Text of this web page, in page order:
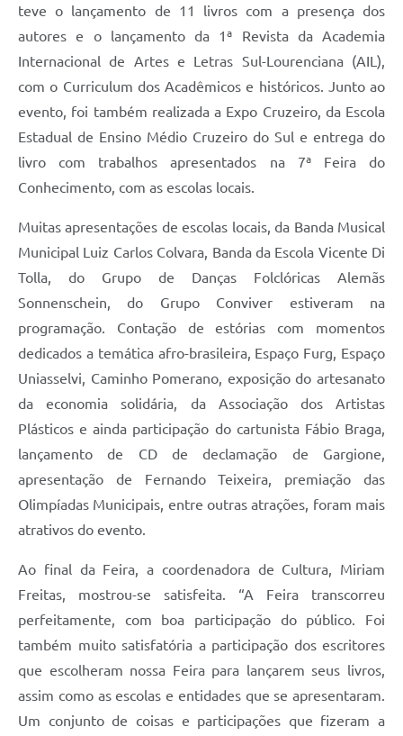
teve o lançamento de 11 livros com a presença dos
autores e o lançamento da 1ª Revista da Academia
Internacional de Artes e Letras Sul-Lourenciana (AIL),
com o Curriculum dos Acadêmicos e históricos. Junto ao
evento, foi também realizada a Expo Cruzeiro, da Escola
Estadual de Ensino Médio Cruzeiro do Sul e entrega do
livro com trabalhos apresentados na 7ª Feira do
Conhecimento, com as escolas locais.
Muitas apresentações de escolas locais, da Banda Musical
Municipal Luiz Carlos Colvara, Banda da Escola Vicente Di
Tolla, do Grupo de Danças Folclóricas Alemãs
Sonnenschein, do Grupo Conviver estiveram na
programação. Contação de estórias com momentos
dedicados a temática afro-brasileira, Espaço Furg, Espaço
Uniasselvi, Caminho Pomerano, exposição do artesanato
da economia solidária, da Associação dos Artistas
Plásticos e ainda participação do cartunista Fábio Braga,
lançamento de CD de declamação de Gargione,
apresentação de Fernando Teixeira, premiação das
Olimpíadas Municipais, entre outras atrações, foram mais
atrativos do evento.
Ao final da Feira, a coordenadora de Cultura, Miriam
Freitas, mostrou-se satisfeita. “A Feira transcorreu
perfeitamente, com boa participação do público. Foi
também muito satisfatória a participação dos escritores
que escolheram nossa Feira para lançarem seus livros,
assim como as escolas e entidades que se apresentaram.
Um conjunto de coisas e participações que fizeram a